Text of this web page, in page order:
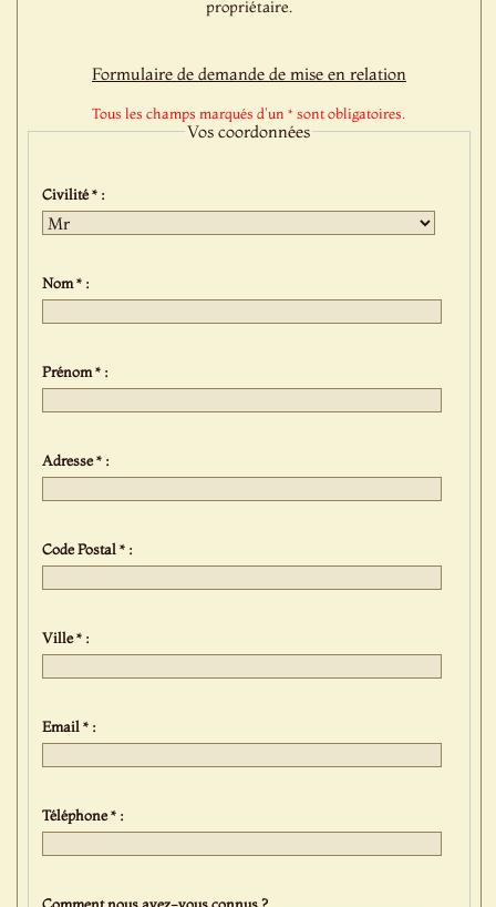
propriétaire.
Formulaire de demande de mise en relation
Tous les champs marqués d'un * sont obligatoires.
Vos coordonnées
Civilité * :
Nom * :
Prénom * :
Adresse * :
Code Postal * :
Ville * :
Email * :
Téléphone * :
Comment nous avez-vous connus ?